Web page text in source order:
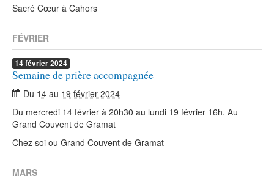
Sacré Cœur à Cahors
FÉVRIER
14février2024
Semaine de prière accompagnée
Du 14 au 19 février 2024
Du mercredi 14 février à 20h30 au lundi 19 février 16h. Au
Grand Couvent de Gramat
Chez soi ou Grand Couvent de Gramat
MARS